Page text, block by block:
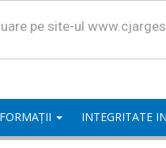
pe site-ul
INTEGRITATE